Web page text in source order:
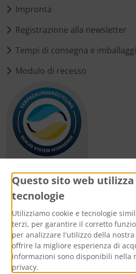
Impronta
Registrazione alla newsletter
Tempi di consegna e
Modulo di recesso
Metodi di pagamento
Media sociali
Questo sito web
tecnologie
Utilizziamo cookie e tecnologie
terzi, per garantire il corretto
per analizzare l'utilizzo della
offrire la migliore esperienza di
informazioni sono disponibili nella
privacy.